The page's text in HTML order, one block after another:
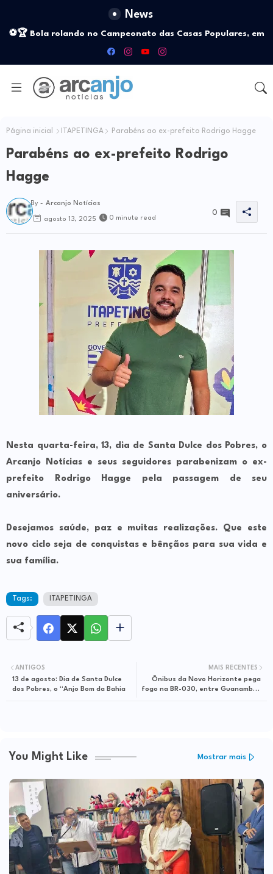
News
⚽🏆 Bola rolando no Campeonato das Casas Populares, em
Itapetinga!
Página inicial ITAPETINGA Parabéns ao ex-prefeito Rodrigo Hagge
Parabéns ao ex-prefeito Rodrigo
Hagge
By - Arcanjo Notícias
agosto 13, 2025 0 minute read
0
Nesta quarta-feira, 13, dia de Santa Dulce dos Pobres, o
Arcanjo Notícias e seus seguidores parabenizam o ex-
prefeito Rodrigo Hagge pela passagem de seu
aniversário.
Desejamos saúde, paz e muitas realizações. Que este
novo ciclo seja de conquistas e bênçãos para sua vida e
sua família.
Tags: ITAPETINGA
MAIS RECENTES
Ônibus da Novo Horizonte pega
fogo na BR-030, entre Guanambi e
ANTIGOS
13 de agosto: Dia de Santa Dulce
dos Pobres, o “Anjo Bom da Bahia
You Might Like Mostrar mais